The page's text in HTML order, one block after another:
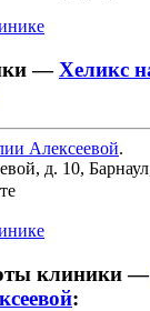
—Хеликс
Алексеевой.
д. 10,
клиники —
: